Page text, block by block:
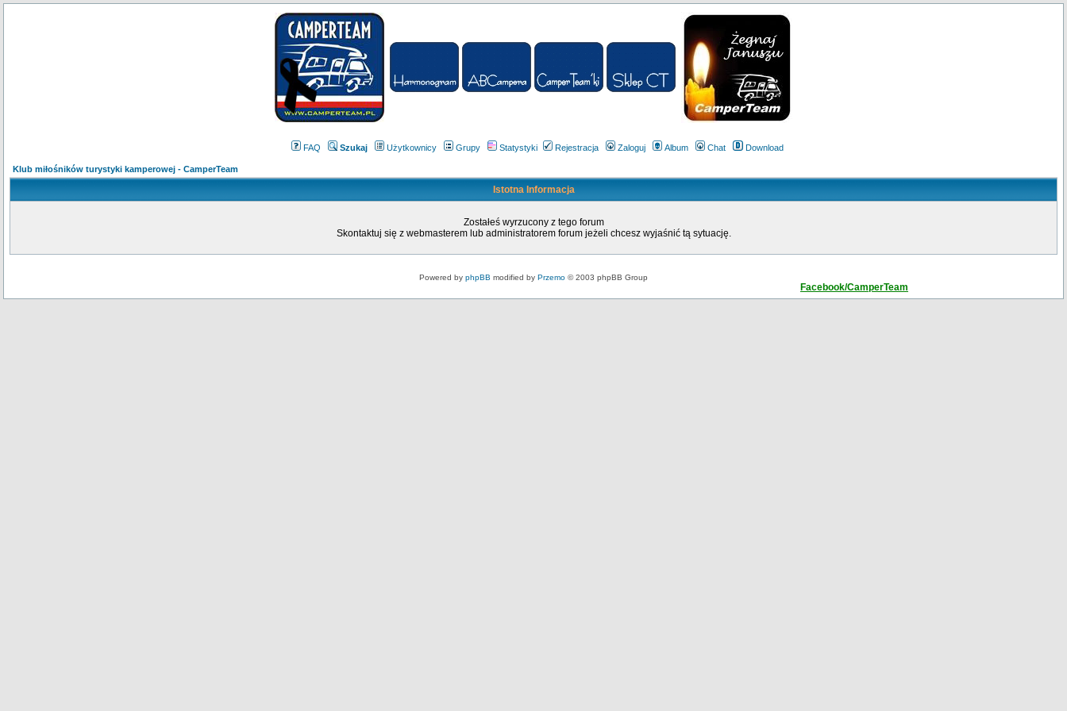
FAQ Szukaj Użytkownicy Grupy Statystyki Rejestracja Zaloguj Album Chat Download
Klub miłośników turystyki kamperowej - CamperTeam
Istotna Informacja
Zostałeś wyrzucony z tego forum
Skontaktuj się z webmasterem lub administratorem forum jeżeli chcesz wyjaśnić tą sytuację.
Powered by phpBB modified by Przemo © 2003 phpBB Group
Facebook/CamperTeam